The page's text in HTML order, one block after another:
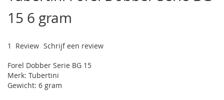
begin
van
de
gallerij
15 6 gram
1 Review Schrijf een review
Forel Dobber Serie BG 15
Merk: Tubertini
Gewicht: 6 gram